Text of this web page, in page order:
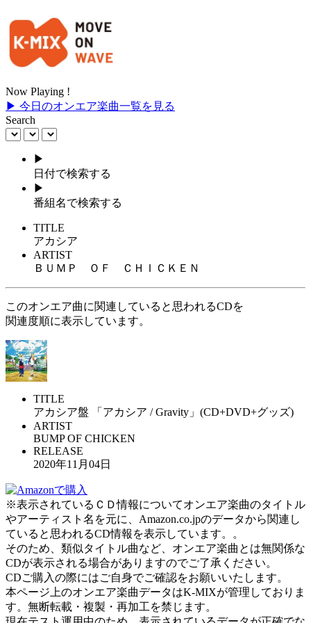
Now Playing !
▶ 今日のオンエア楽曲一覧を見る
Search
▶
日付で検索する
▶
番組名で検索する
TITLE
アカシア
ARTIST
ＢＵＭＰ ＯＦ ＣＨＩＣＫＥＮ
このオンエア曲に関連していると思われるCDを
関連度順に表示しています。
TITLE
アカシア盤 「アカシア / Gravity」(CD+DVD+グッズ)
ARTIST
BUMP OF CHICKEN
RELEASE
2020年11月04日
※表示されているＣＤ情報についてオンエア楽曲のタイトル
やアーティスト名を元に、Amazon.co.jpのデータから関連し
ていると思われるCD情報を表示しています。。
そのため、類似タイトル曲など、オンエア楽曲とは無関係な
CDが表示される場合がありますのでご了承ください。
CDご購入の際にはご自身でご確認をお願いいたします。
本ページ上のオンエア楽曲データはK-MIXが管理しておりま
す。無断転載・複製・再加工を禁じます。